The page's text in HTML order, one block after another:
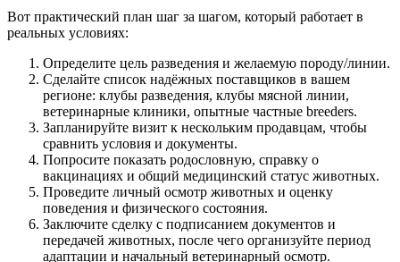
Вот практический план шаг за шагом, который работает в
реальных условиях:
Определите цель разведения и желаемую породу/линии.
Сделайте список надёжных поставщиков в вашем
регионе: клубы разведения, клубы мясной линии,
ветеринарные клиники, опытные частные breeders.
Запланируйте визит к нескольким продавцам, чтобы
сравнить условия и документы.
Попросите показать родословную, справку о
вакцинациях и общий медицинский статус животных.
Проведите личный осмотр животных и оценку
поведения и физического состояния.
Заключите сделку с подписанием документов и
передачей животных, после чего организуйте период
адаптации и начальный ветеринарный осмотр.